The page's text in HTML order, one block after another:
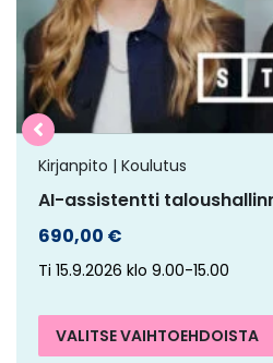
Kirjanpito | Koulutus
AI-assistentti
690,00 €
Ti 15.9.2026 klo 9.00-15.00
VALITSE VAIHTOEHDOISTA